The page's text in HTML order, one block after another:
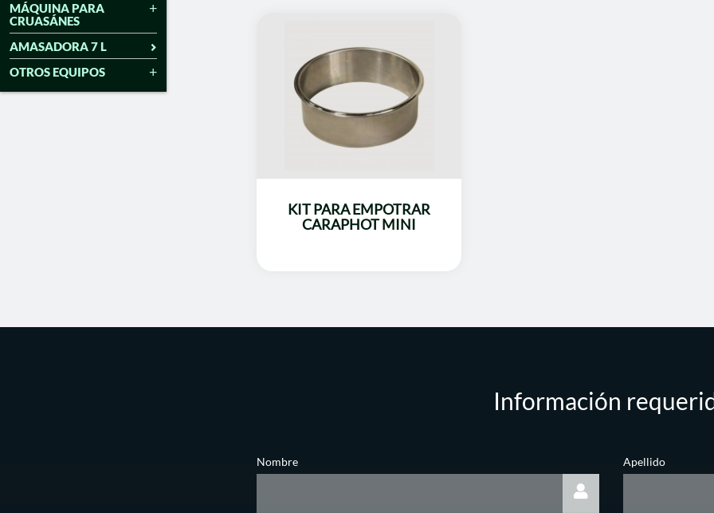
KIT PARA EMPOTRAR
CARAPHOT MINI
Información
Nombre Apellido
MÁQUINA PARA
CRUASÁNES
AMASADORA 7 L
OTROS EQUIPOS